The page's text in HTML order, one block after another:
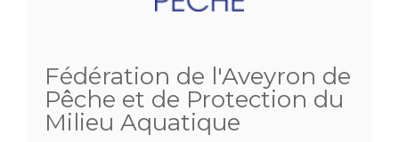
Fédération de l'Aveyron de
Pêche et de Protection du
Milieu Aquatique